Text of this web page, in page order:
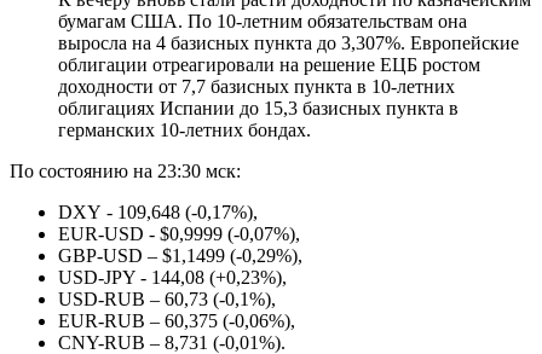
бумагам США. По 10-летним обязательствам она
выросла на 4 базисных пункта до 3,307%. Европейские
облигации отреагировали на решение ЕЦБ ростом
доходности от 7,7 базисных пункта в 10-летних
облигациях Испании до 15,3 базисных пункта в
германских 10-летних бондах.
По состоянию на 23:30 мск:
DXY - 109,648 (-0,17%),
EUR-USD - $0,9999 (-0,07%),
GBP-USD – $1,1499 (-0,29%),
USD-JPY - 144,08 (+0,23%),
USD-RUB – 60,73 (-0,1%),
EUR-RUB – 60,375 (-0,06%),
CNY-RUB – 8,731 (-0,01%).